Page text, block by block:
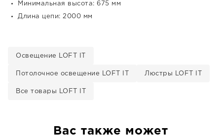
Минимальная высота: 675 мм
Длина цепи: 2000 мм
Освещение LOFT IT
Потолочное освещение LOFT IT Люстры LOFT IT
Все товары LOFT IT
Вас также может